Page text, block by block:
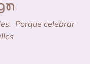
Porque celebrar